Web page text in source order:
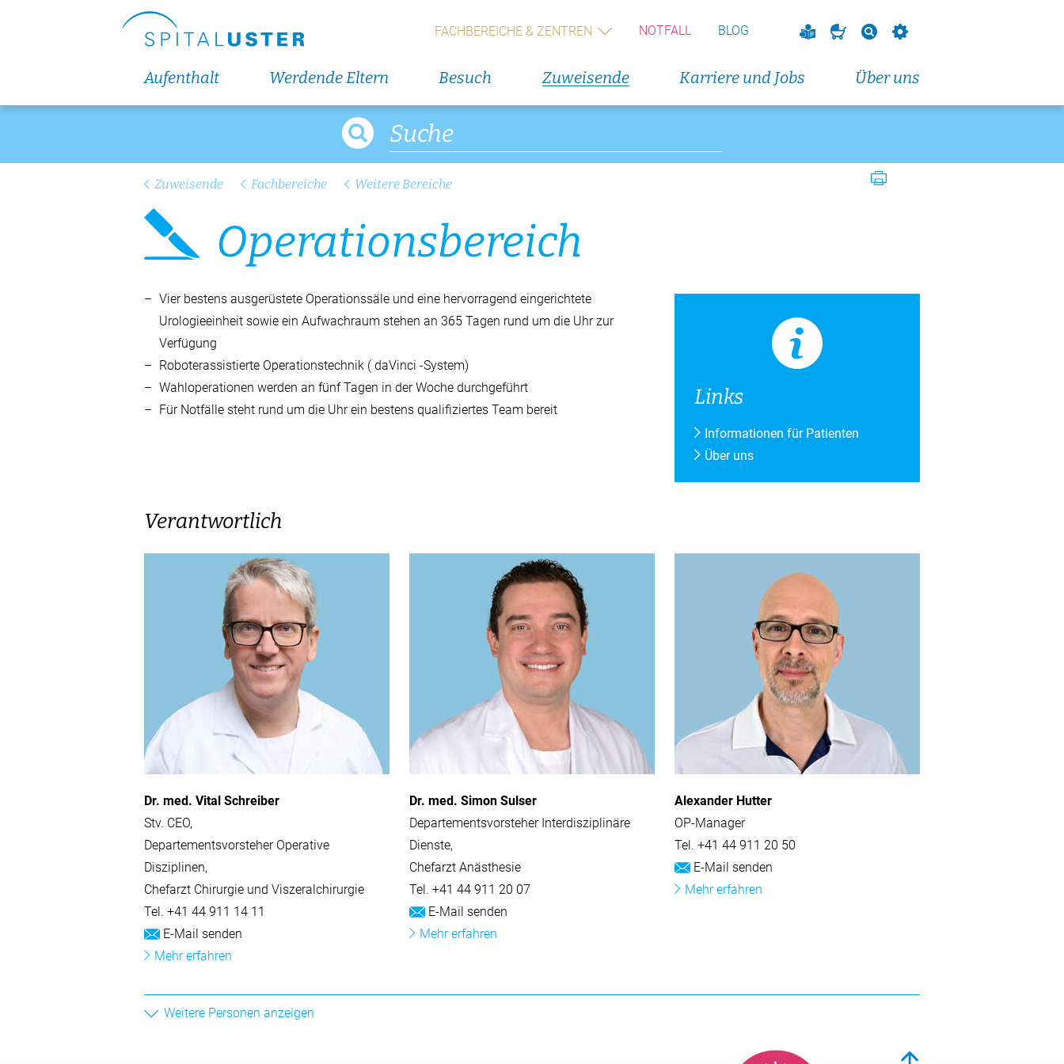
FACHBEREICHE & ZENTREN NOTFALL BLOG
Aufenthalt Werdende Eltern Besuch Zuweisende Karriere und Jobs Über uns
Zuweisende Fachbereiche Weitere Bereiche
Ope­ra­ti­ons­be­reich
Vier bestens ausgerüstete Operationssäle und eine hervorragend eingerichtete
Urologieeinheit sowie ein Aufwachraum stehen an 365 Tagen rund um die Uhr zur
Verfügung
Roboterassistierte Operationstechnik (daVinci -System)
Wahloperationen werden an fünf Tagen in der Woche durchgeführt
Für Notfälle steht rund um die Uhr ein bestens qualifiziertes Team bereit
Links
Informationen für Patienten
Über uns
Verantwortlich
Dr. med. Vital Schreiber
Stv. CEO
Departementsvorsteher Operative
Disziplinen
Chefarzt Chirurgie und Viszeralchirurgie
Tel. +41 44 911 14 11
E-Mail senden
Mehr erfahren
Dr. med. Simon Sulser
Departementsvorsteher Interdisziplinäre
Dienste
Chefarzt Anästhesie
Tel. +41 44 911 20 07
E-Mail senden
Mehr erfahren
Alexander Hutter
OP-Manager
Tel. +41 44 911 20 50
E-Mail senden
Mehr erfahren
Weitere Personen anzeigen
Hospitationen
Newsletter
Ihre Meinung
5. Ustermer Symposium der Medizinischen
Karriere und Jobs
Ärztinnen und Ärzte
Pflegefachpersonen
Notfallpflege
Schnuppern in der Pflege
Das bieten wir dir
Mitarbeitende erzählen
Job-Abo
Direkteinstieg
Organigramm Spital Uster
Fortbildungen in der Pflege
Spital Uster Tag 2026
Zahlen + Fakten
Zeitschrift SPITUS
Geschäftsbericht
So sind wir organisiert
Fachpersonen-Suche
Qualität
Nachhaltigkeit
Veranstaltungen und Fortbildungen
Medienmitteilungen
Leitbild
Downloadcenter
Partner
Gesundheitsforum
Medienkontakt
Freiwilligen-Team
Rückbildungskurs (Donnerstagabendkurs)
Geburtsvorbereitungskurs
(Wochenendkurs)
Alle Veranstaltungen und Fortbildungen
Aktuelles